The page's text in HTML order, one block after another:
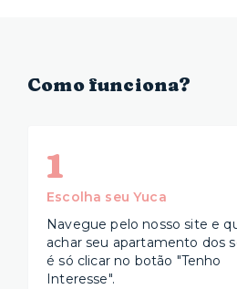
Como funciona?
1
Escolha seu Yuca
Navegue pelo nosso site e
achar seu apartamento dos
é só clicar no botão "Tenho
Interesse".